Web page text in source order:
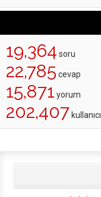
19,364 soru
22,785 cevap
15,871 yorum
202,407 kullanıcı